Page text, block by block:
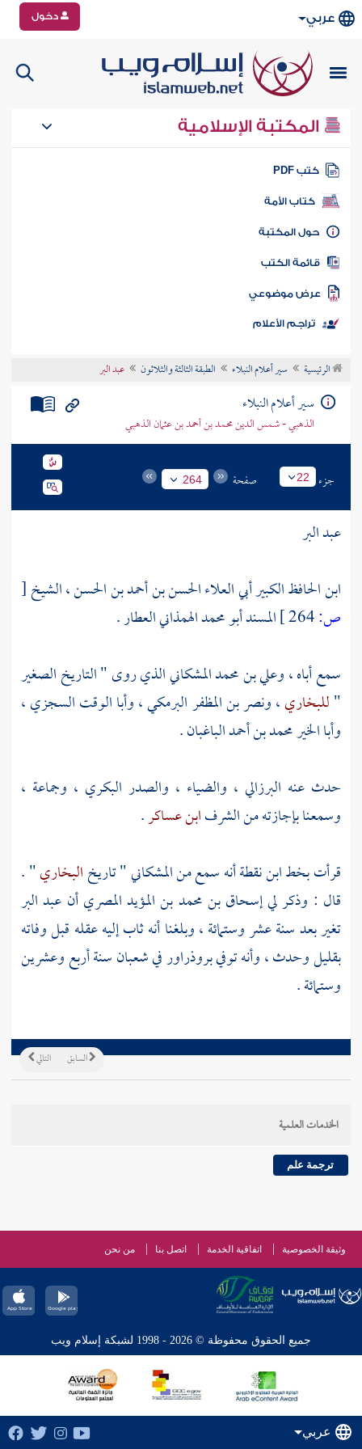
عربي دخول
المكتبة الإسلامية
كتب PDF
كتاب الأمة
المكتبة
الكتب
موضوعي
تراجم الأعلام
الرئيسية سير أعلام النبلاء الطبقة الثالثة والثلاثون عبد البر
سير أعلام النبلاء
الذهبي - شمس الدين محمد بن أحمد بن عثمان الذهبي
جزء 22 صفحة 264
عبد البر
ابن الحافظ الكبير أبي العلاء الحسن بن أحمد بن الحسن ، الشيخ[
ص:
المسند أبو محمد الهمذاني العطار .
سمع أباه ،وعلي بن محمد المشكانيالذي روى " التاريخ الصغير
"للبخاري،ونصر بن المظفر البرمكي،وأبا الوقت السجزي،
وأبا الخير محمد بن أحمد الباغبان.
حدث عنه البرزالي ، والضياء ، والصدر البكري ، وجماعة ،
وسمعنا بإجازته من الشرفابن عساكر.
قرأت بخطابن نقطةأنه سمع منالمشكاني" تاريخالبخاري" .
قال : وذكر ليإسحاق بن محمد بن المؤيدالمصري أن عبد البر
تغير بعد سنة عشر وستمائة ، وبلغنا أنه ثاب إليه عقله قبل وفاته
بقليل وحدث ، وأنه توفيبروذراورفي شعبان سنة أربع وعشرين
وستمائة .
التالي السابق
الخدمات العلمية
ترجمة علم
وثيقة الخصوصية اتفاقية الخدمة اتصل بنا من نحن
جميع الحقوق محفوظة © 2026 - 1998 لشبكة إسلام ويب
عربي